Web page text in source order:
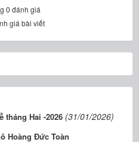
0 đánh giá
giá bài viết
tháng Hai -2026 (31/01/2026)
Hoàng Đức Toàn